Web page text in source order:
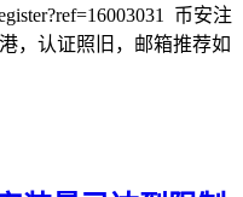
币安注
，认证照旧，邮箱推荐如